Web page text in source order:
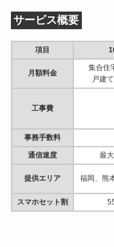
サービス概要
項目
月額料金
集合住
戸建
工事費
事務手数料
通信速度 最
提供エリア 福岡、熊
スマホセット割